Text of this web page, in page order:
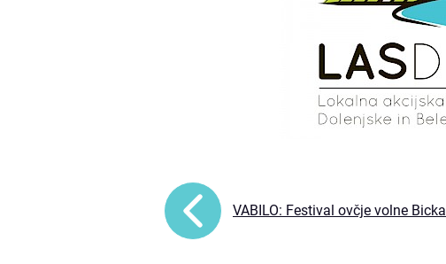
VABILO: Festival ovčje volne Bicka